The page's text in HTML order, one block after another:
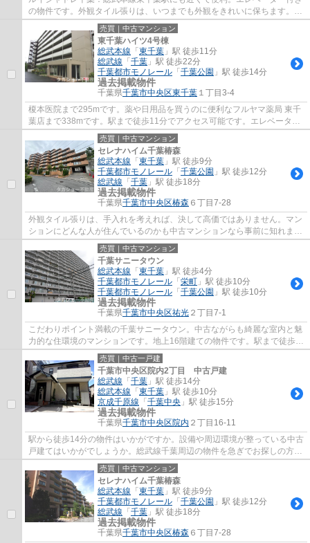
の物件です。外観タイル張りは、いつまでも外観をきれいに保ちます。駅
から徒歩3分圏内にある駅近物件です。タカ...
売買｜中古マンション
東千葉ハイツ4号棟
総武本線 「 東千葉 」駅 徒歩11分
総武線 「 千葉 」駅 徒歩22分
千葉都市モノレール 「 千葉公園 」駅 徒歩14分
過去掲載物件
千葉県千葉市中央区東千葉 １丁目3-4
榎本医院まで295mです。薬や日用品を買うのに便利なフルヤマ薬局 東千
葉店まで338mです。駅まで徒歩11分でアクセス可能です。エレベーター
2基付きです。不動産のことでお悩みでしたら...
売買｜中古マンション
セレナハイム千葉椿森
総武本線 「 東千葉 」駅 徒歩9分
千葉都市モノレール 「 千葉公園 」駅 徒歩12分
総武線 「 千葉 」駅 徒歩18分
過去掲載物件
千葉県千葉市中央区椿森 ６丁目7-28
外観タイル張りは、手入れを考えれば、決して高価ではありません。マン
ションにどんな人が住んでいるのかも中古マンションなら事前に知れま
す。こちらのエレベーター付きの物件はいか...
売買｜中古マンション
千葉サニータウン
総武本線 「 東千葉 」駅 徒歩4分
千葉都市モノレール 「 栄町 」駅 徒歩10分
千葉都市モノレール 「 千葉公園 」駅 徒歩10分
過去掲載物件
千葉県千葉市中央区祐光 ２丁目7-1
こだわりポイント満載の千葉サニータウン。中古ながらも綺麗な室内と魅
力的な住環境のマンションです。地上16階建ての物件です。駅まで徒歩4
分の物件です。交通アクセスが良好な総武本...
売買｜中古一戸建
千葉市中央区院内2丁目 中古戸建
総武線 「 千葉 」駅 徒歩14分
総武本線 「 東千葉 」駅 徒歩10分
京成千原線 「 千葉中央 」駅 徒歩15分
過去掲載物件
千葉県千葉市中央区院内 ２丁目16-11
駅から徒歩14分の物件はいかがですか。設備や周辺環境が整っている中古
戸建てはいかがでしょうか。総武線千葉周辺の物件を急ぎでお探しの方
も、まずはタカショー不動産までお問い合わ...
売買｜中古マンション
セレナハイム千葉椿森
総武本線 「 東千葉 」駅 徒歩9分
千葉都市モノレール 「 千葉公園 」駅 徒歩12分
総武線 「 千葉 」駅 徒歩18分
過去掲載物件
千葉県千葉市中央区椿森 ６丁目7-28